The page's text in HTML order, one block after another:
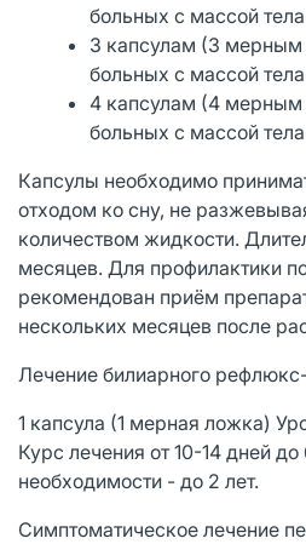
больных с массой
3 капсулам (3
больных с массой
4 капсулам (4
больных с массой тела
Капсулы необходимо
отходом ко сну, не
количеством жидкости.
месяцев. Для профилактики
рекомендован приём
нескольких месяцев после
Лечение билиарного
1 капсула (1 мерная ложка)
Курс лечения от 10-14 дней
необходимости - до 2 лет.
Симптоматическое лечение